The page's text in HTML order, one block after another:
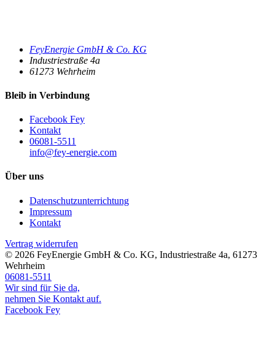
FeyEnergie GmbH & Co. KG
Industriestraße 4a
61273 Wehrheim
Bleib in Verbindung
Facebook Fey
Kontakt
06081-5511
info@fey-energie.com
Über uns
Datenschutzunterrichtung
Impressum
Kontakt
Vertrag widerrufen
© 2026 FeyEnergie GmbH & Co. KG, Industriestraße 4a, 61273
Wehrheim
06081-5511
Wir sind für Sie da,
nehmen Sie Kontakt auf.
Facebook Fey